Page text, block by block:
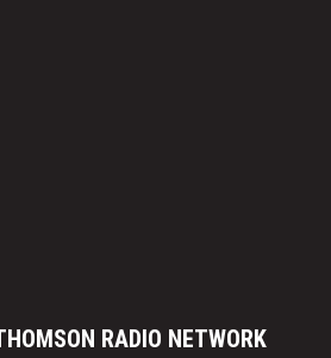
RADIO NETWORK